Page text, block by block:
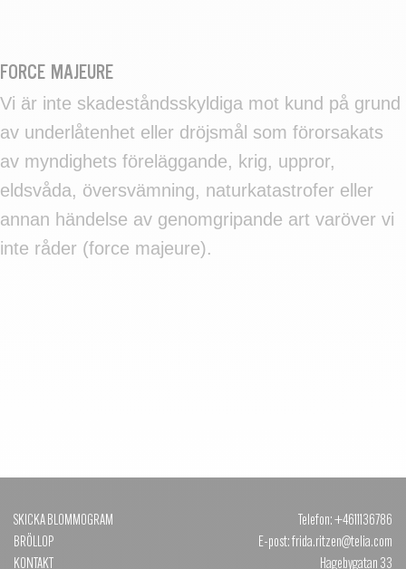
FORCE MAJEURE
Vi är inte skadeståndsskyldiga mot kund på grund
av underlåtenhet eller dröjsmål som förorsakats
av myndighets föreläggande, krig, uppror,
eldsvåda, översvämning, naturkatastrofer eller
annan händelse av genomgripande art varöver vi
inte råder (force majeure).
SKICKA BLOMMOGRAM
BRÖLLOP
KONTAKT
Telefon: +4611136786
E-post: frida.ritzen@telia.com
Hagebygatan 33